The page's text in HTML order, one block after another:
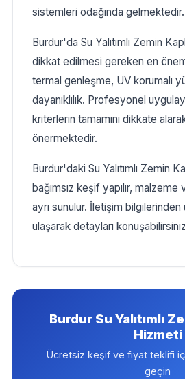
sistemleri odağında gelmektedir.
Burdur'da Su Yalıtımlı Zemin
dikkat edilmesi gereken en
termal genleşme, UV korumalı
dayanıklılık. Profesyonel
kriterlerin tamamını dikkate
önermektedir.
Burdur'daki Su Yalıtımlı Zemin
bağımsız keşif yapılır,
ayrı sunulur. İletişim
ulaşarak detayları
Burdur Su Yalıtımlı
Hizmeti
Ücretsiz keşif ve fiyat teklifi
geçin